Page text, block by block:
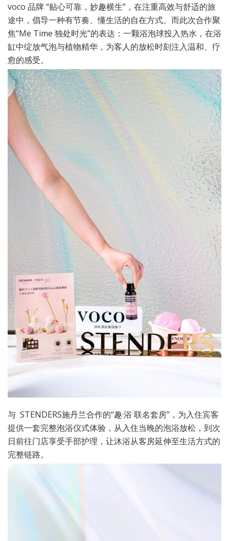
voco 品牌 “贴心可靠，妙趣横生”，在注重高效与舒适的旅
途中，倡导一种有节奏、懂生活的自在方式。而此次合作聚
焦“Me Time 独处时光”的表达：一颗浴泡球投入热水，在浴
缸中绽放气泡与植物精华，为客人的放松时刻注入温和、疗
愈的感受。
与 STENDERS施丹兰合作的“趣·浴 联名套房”，为入住宾客
提供一套完整泡浴仪式体验，从入住当晚的泡浴放松，到次
日前往门店享受手部护理，让沐浴从客房延伸至生活方式的
完整链路。